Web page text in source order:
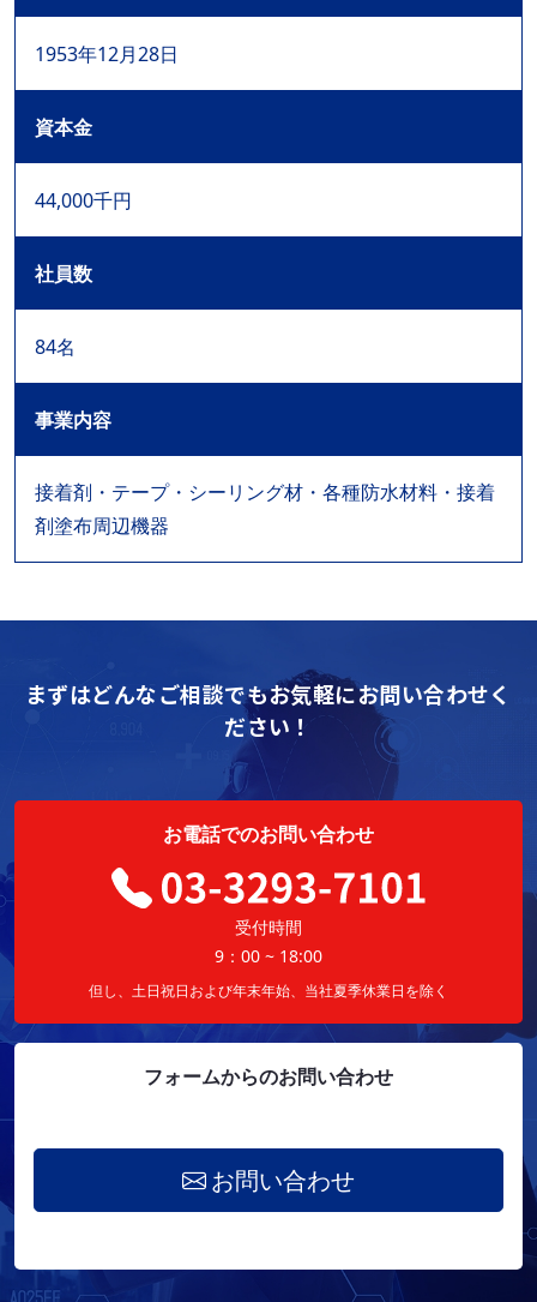
1953年12月28日
資本金
44,000千円
社員数
84名
事業内容
接着剤・テープ・シーリング材・各種防水材料・接着
剤塗布周辺機器
まずはどんなご相談でもお気軽にお問い合わせく
ださい！
お電話でのお問い合わせ
受付時間
9：00 ~ 18:00
但し、土日祝日および年末年始、当社夏季休業日を除く
フォームからのお問い合わせ
お問い合わせ